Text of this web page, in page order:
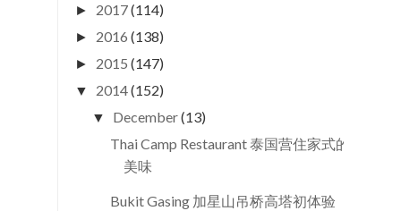
► 2017(114)
► 2016 (138)
► 2015 (147)
▼ 2014(152)
▼ December(13)
Thai Camp Restaurant 泰国营住家式的
美味
Bukit Gasing 加星山吊桥高塔初体验